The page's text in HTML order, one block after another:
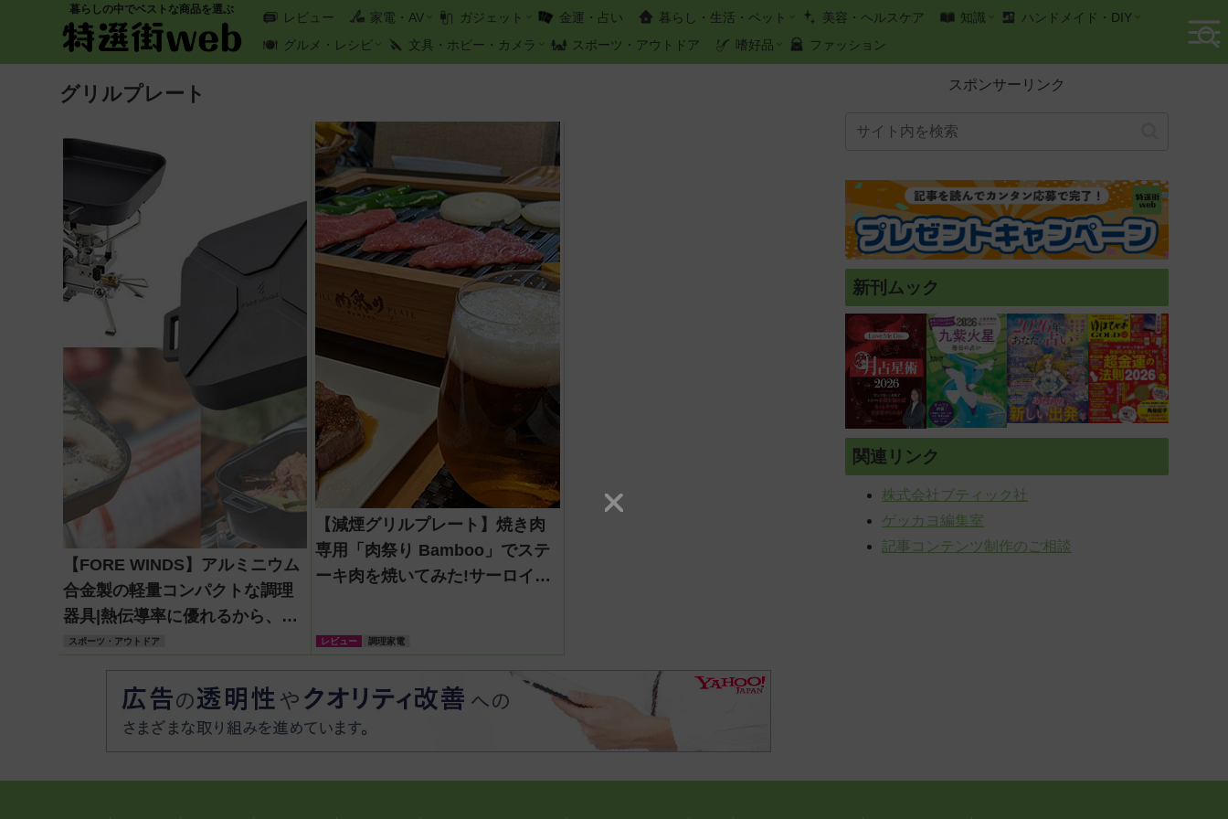
暮らしの中でベストな商品を選ぶ
レビュー 家電・AV ガジェット 金運・占い 暮らし・生活・ペット 美容・ヘルスケア 知識
ハンドメイド・DIY
グルメ・レシピ
文具・ホビー・カメラ スポーツ・アウトドア 嗜好品 ファッション
グリルプレート
【FORE WINDS】アルミニウム
合金製の軽量コンパクトな調理
器具|熱伝導率に優れるから、本
格的なキャンプ料理も作れる!
スポーツ・アウトドア
【減煙グリルプレート】焼き肉
専用「肉祭り Bamboo」でステ
ーキ肉を焼いてみた!サーロイ
レビュー 調理家電
スポンサーリンク
新刊ムック
関連リンク
株式会社ブティック社
ゲッカヨ編集室
記事コンテンツ制作のご相談